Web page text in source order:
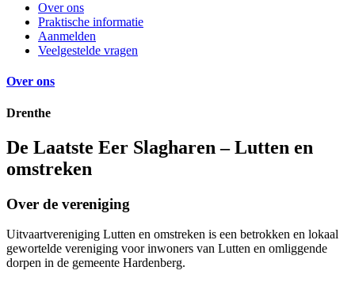
Over ons
Praktische informatie
Aanmelden
Veelgestelde vragen
Over ons
Drenthe
De Laatste Eer Slagharen – Lutten en
omstreken
Over de vereniging
Uitvaartvereniging Lutten en omstreken is een betrokken en lokaal
gewortelde vereniging voor inwoners van Lutten en omliggende
dorpen in de gemeente Hardenberg.